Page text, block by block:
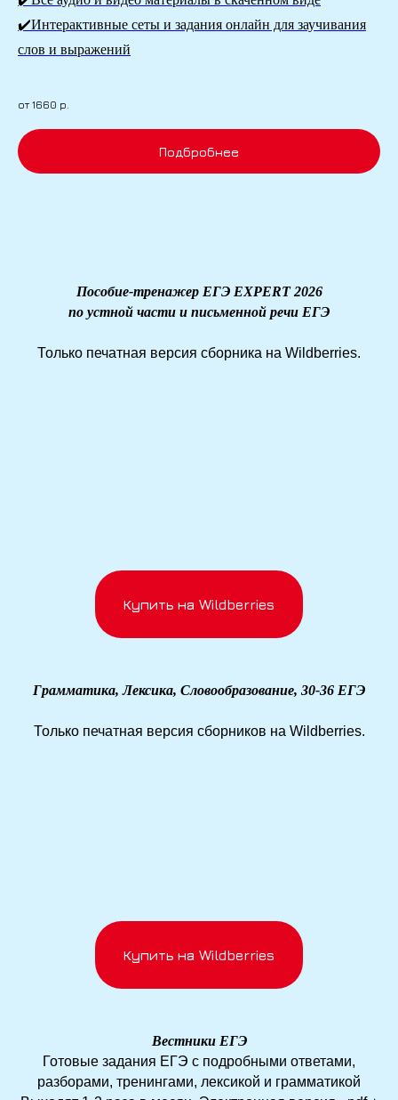
✔️Интерактивные сеты и задания онлайн для заучивания
слов и выражений
от 1660 р.
Подбробнее
Пособие-тренажер ЕГЭ EXPERT 2026
по устной части и письменной речи ЕГЭ
Только печатная версия сборника на Wildberries.
Купить на Wildberries
Грамматика, Лексика, Словообразование, 30-36 ЕГЭ
Только печатная версия сборников на Wildberries.
Купить на Wildberries
Вестники ЕГЭ
Готовые задания ЕГЭ с подробными ответами,
разборами, тренингами, лексикой и грамматикой